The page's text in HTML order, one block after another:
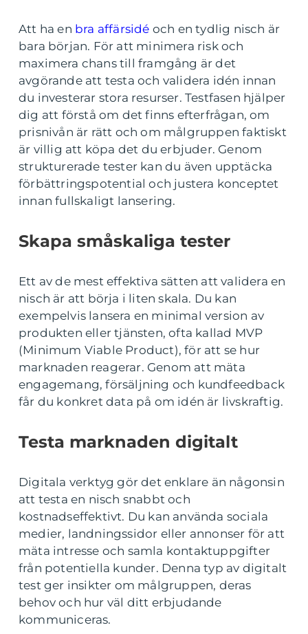
Att ha en bra affärsidé och en tydlig nisch är
bara början. För att minimera risk och
maximera chans till framgång är det
avgörande att testa och validera idén innan
du investerar stora resurser. Testfasen hjälper
dig att förstå om det finns efterfrågan, om
prisnivån är rätt och om målgruppen faktiskt
är villig att köpa det du erbjuder. Genom
strukturerade tester kan du även upptäcka
förbättringspotential och justera konceptet
innan fullskaligt lansering.
Skapa småskaliga tester
Ett av de mest effektiva sätten att validera en
nisch är att börja i liten skala. Du kan
exempelvis lansera en minimal version av
produkten eller tjänsten, ofta kallad MVP
(Minimum Viable Product), för att se hur
marknaden reagerar. Genom att mäta
engagemang, försäljning och kundfeedback
får du konkret data på om idén är livskraftig.
Testa marknaden digitalt
Digitala verktyg gör det enklare än någonsin
att testa en nisch snabbt och
kostnadseffektivt. Du kan använda sociala
medier, landningssidor eller annonser för att
mäta intresse och samla kontaktuppgifter
från potentiella kunder. Denna typ av digitalt
test ger insikter om målgruppen, deras
behov och hur väl ditt erbjudande
kommuniceras.